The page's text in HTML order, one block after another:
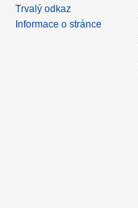
Trvalý odkaz
Informace o stránce